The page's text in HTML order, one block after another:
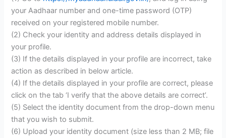
your Aadhaar number and one-time password (OTP)
received on your registered mobile number.
(2) Check your identity and address details displayed in
your profile.
(3) If the details displayed in your profile are incorrect, take
action as described in below article.
(4) If the details displayed in your profile are correct, please
click on the tab ‘I verify that the above details are correct’.
(5) Select the identity document from the drop-down menu
that you wish to submit.
(6) Upload your identity document (size less than 2 MB; file